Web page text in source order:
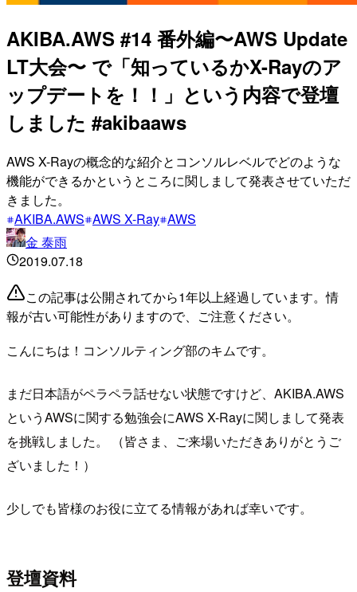
AKIBA.AWS #14 番外編〜AWS Update
LT大会〜 で「知っているかX-Rayのア
ップデートを！！」という内容で登壇
しました #akibaaws
AWS X-Rayの概念的な紹介とコンソルレベルでどのような
機能ができるかというところに関しまして発表させていただ
きました。
AKIBA.AWS AWS X-Ray AWS
金 泰雨
2019.07.18
この記事は公開されてから1年以上経過しています。情
報が古い可能性がありますので、ご注意ください。
こんにちは！コンソルティング部のキムです。
まだ日本語がペラペラ話せない状態ですけど、AKIBA.AWS
というAWSに関する勉強会にAWS X-Rayに関しまして発表
を挑戦しました。 （皆さま、ご来場いただきありがとうご
ざいました！）
少しでも皆様のお役に立てる情報があれば幸いです。
登壇資料